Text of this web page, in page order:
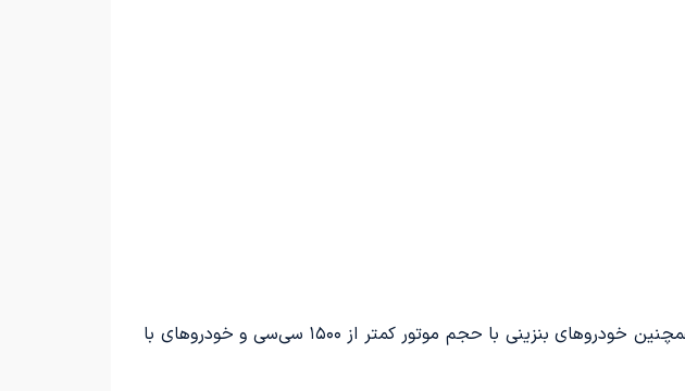
در بودجه پیشنهادی سال ۱۴۰۵، تعرفه‌های گمرکی بر روی خودروهای هیبریدی وارداتی و همچنین خودروهای بنزینی با حجم موتور کمتر از ۱۵۰۰ سی‌سی و خودروهای با